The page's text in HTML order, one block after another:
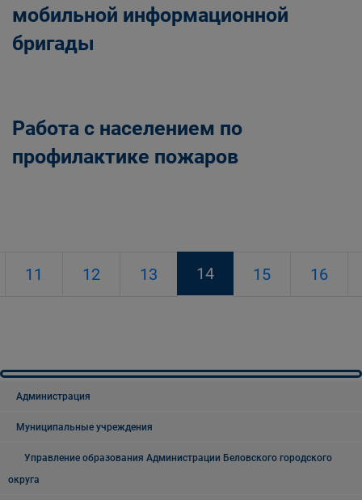
мобильной информационной
бригады
Работа с населением по
профилактике пожаров
11 12 13 14 15 16
Администрация
Муниципальные учреждения
Управление образования Администрации Беловского городского
округа